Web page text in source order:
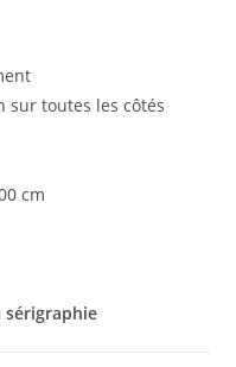
sur toutes les côtés
cm